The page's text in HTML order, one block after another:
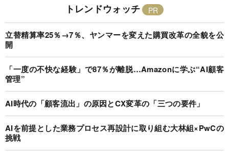
トレンドウォッチ
立替精算率25％→7％、ヤンマーを変えた購買改革の全貌を公
開
「一度の不快な経験」で87％が離脱…Amazonに学ぶ“AI顧客
管理”
AI時代の「顧客流出」の原因とCX変革の「三つの要件」
AIを前提とした業務プロセス再設計に取り組む大林組×PwCの
挑戦